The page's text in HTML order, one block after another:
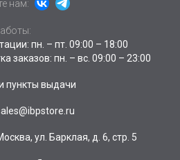
нам:
пн. – пт. 09:00 – 18:00
заказов: пн. – вс. 09:00 – 23:00
пункты выдачи
ул. Барклая, д. 6, стр. 5